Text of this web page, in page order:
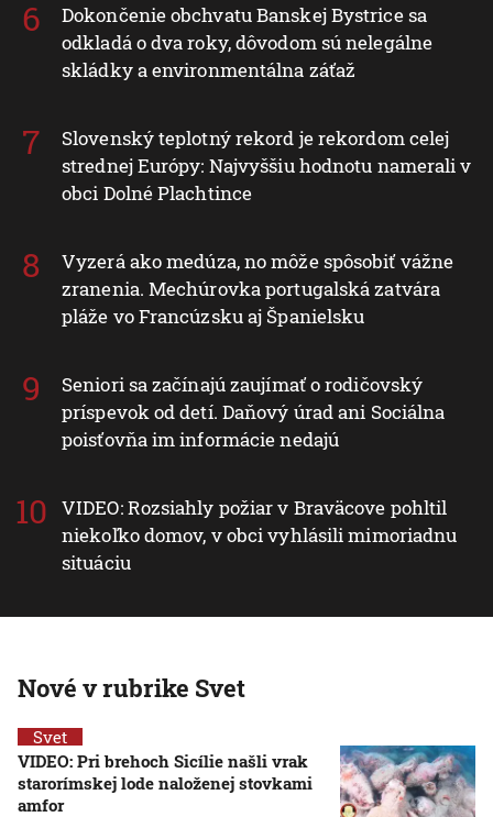
Dokončenie obchvatu Banskej Bystrice sa
odkladá o dva roky, dôvodom sú nelegálne
skládky a environmentálna záťaž
Slovenský teplotný rekord je rekordom celej
strednej Európy: Najvyššiu hodnotu namerali v
obci Dolné Plachtince
Vyzerá ako medúza, no môže spôsobiť vážne
zranenia. Mechúrovka portugalská zatvára
pláže vo Francúzsku aj Španielsku
Seniori sa začínajú zaujímať o rodičovský
príspevok od detí. Daňový úrad ani Sociálna
poisťovňa im informácie nedajú
VIDEO: Rozsiahly požiar v Braväcove pohltil
niekoľko domov, v obci vyhlásili mimoriadnu
situáciu
Nové v rubrike Svet
Svet
VIDEO: Pri brehoch Sicílie našli vrak
starorímskej lode naloženej stovkami
amfor